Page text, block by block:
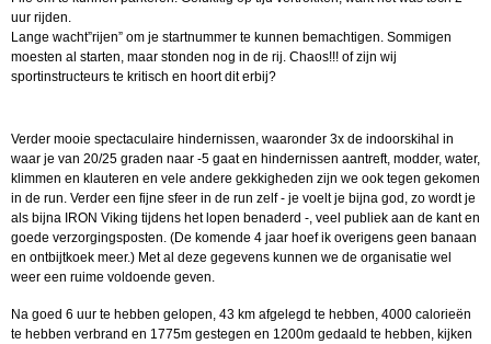
uur rijden.
Lange wacht”rijen” om je startnummer te kunnen bemachtigen. Sommigen
moesten al starten, maar stonden nog in de rij. Chaos!!! of zijn wij
sportinstructeurs te kritisch en hoort dit erbij?
Verder mooie spectaculaire hindernissen, waaronder 3x de indoorskihal in
waar je van 20/25 graden naar -5 gaat en hindernissen aantreft, modder, water,
klimmen en klauteren en vele andere gekkigheden zijn we ook tegen gekomen
in de run. Verder een fijne sfeer in de run zelf - je voelt je bijna god, zo wordt je
als bijna IRON Viking tijdens het lopen benaderd -, veel publiek aan de kant en
goede verzorgingsposten. (De komende 4 jaar hoef ik overigens geen banaan
en ontbijtkoek meer.) Met al deze gegevens kunnen we de organisatie wel
weer een ruime voldoende geven.
Na goed 6 uur te hebben gelopen, 43 km afgelegd te hebben, 4000 calorieën
te hebben verbrand en 1775m gestegen en 1200m gedaald te hebben, kijken